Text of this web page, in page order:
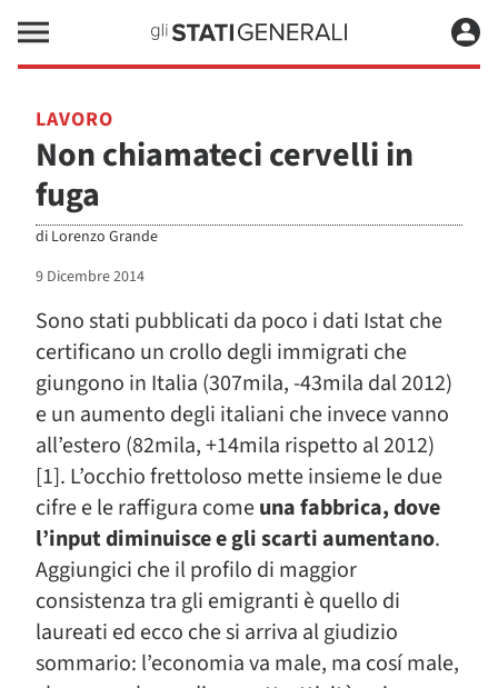
LAVORO
Non chiamateci cervelli in
fuga
di Lorenzo Grande
9 Dicembre 2014
Sono stati pubblicati da poco i dati Istat che
certificano un crollo degli immigrati che
giungono in Italia (307mila, -43mila dal 2012)
e un aumento degli italiani che invece vanno
all’estero (82mila, +14mila rispetto al 2012)
[1]. L’occhio frettoloso mette insieme le due
cifre e le raffigura comeuna fabbrica, dove
l’input diminuisce e gli scarti aumentano.
Aggiungici che il profilo di maggior
consistenza tra gli emigranti è quello di
laureati ed ecco che si arriva al giudizio
sommario: l’economia va male, ma cosí male,